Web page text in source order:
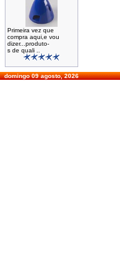
Primeira vez que
compra aqui,e vou
dizer...produto-
s de quali ..
domingo 09 agosto, 2026